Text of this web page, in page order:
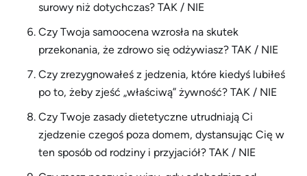
surowy niż dotychczas? TAK / NIE
Czy Twoja samoocena wzrosła na skutek
przekonania, że zdrowo się odżywiasz? TAK / NIE
Czy zrezygnowałeś z jedzenia, które kiedyś lubiłeś
po to, żeby zjeść „właściwą” żywność? TAK / NIE
Czy Twoje zasady dietetyczne utrudniają Ci
zjedzenie czegoś poza domem, dystansując Cię w
ten sposób od rodziny i przyjaciół? TAK / NIE